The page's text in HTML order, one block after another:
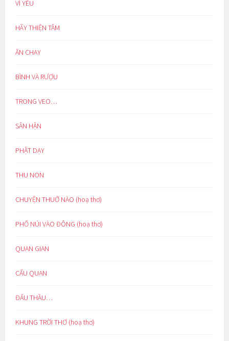
VÌ YÊU
HÃY THIỆN TÂM
ĂN CHAY
BÌNH VÀ RƯỢU
TRONG VEO…
SÂN HẬN
PHẬT DẠY
THU NON
CHUYỆN THUỞ NÀO (hoạ thơ)
PHỐ NÚI VÀO ĐÔNG (hoạ thơ)
QUAN GIAN
CẨU QUAN
ĐẤU THẦU…
KHUNG TRỜI THƠ (hoạ thơ)